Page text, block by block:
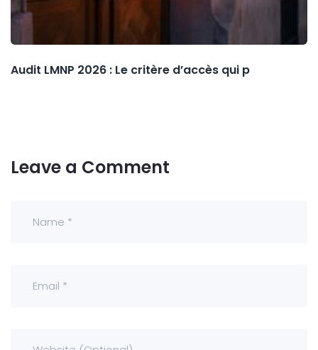
Audit LMNP 2026 : Le critère d’accès qui p
Leave a Comment